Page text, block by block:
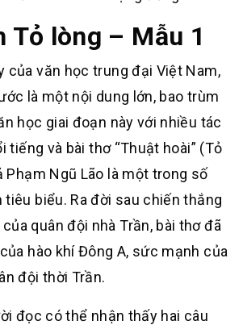
Tỏ lòng – Mẫu 1
của văn học trung đại Việt Nam,
là một nội dung lớn, bao trùm
học giai đoạn này với nhiều tác
tiếng và bài thơ “Thuật hoài” (Tỏ
Phạm Ngũ Lão là một trong số
biểu. Ra đời sau chiến thắng
quân đội nhà Trần, bài thơ đã
hào khí Đông A, sức mạnh của
đội thời Trần.
đọc có thể nhận thấy hai câu